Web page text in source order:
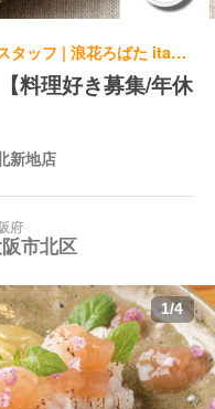
和食, 日本料理・懐石料理 | キッチンスタッフ | 浪花ろばた itadakitai - 頂鯛 - 北新地店
料理好き募集/年休
新地店
府
市北区
1/4